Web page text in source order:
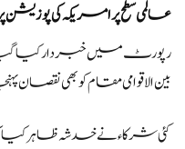
عالمی سطح پر امریکہ کی
رپورٹ میں خبردار کیا
بین الاقوامی مقام کو بھی نقصان
کئی شرکاء نے خدشہ ظاہر